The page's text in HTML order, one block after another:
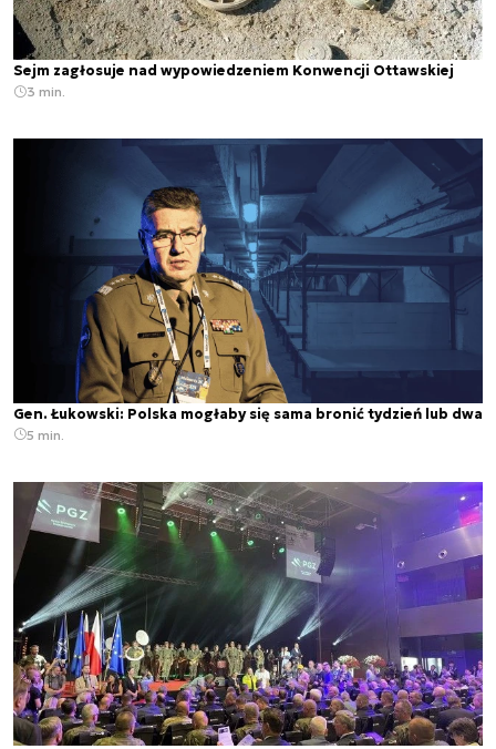
Sejm zagłosuje nad wypowiedzeniem Konwencji Ottawskiej
3 min.
Gen. Łukowski: Polska mogłaby się sama bronić tydzień lub dwa
5 min.